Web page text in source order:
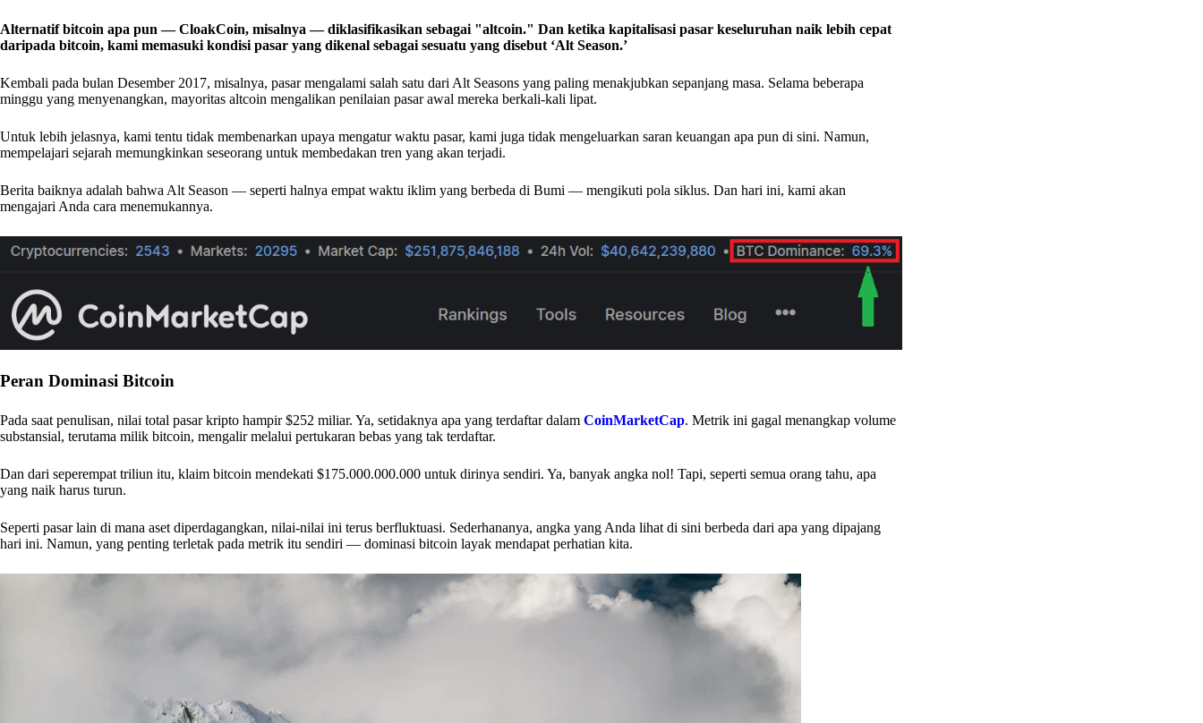
Alternatif bitcoin apa pun — CloakCoin, misalnya — diklasifikasikan sebagai "altcoin." Dan ketika kapitalisasi pasar keseluruhan naik lebih cepat
daripada bitcoin, kami memasuki kondisi pasar yang dikenal sebagai sesuatu yang disebut ‘Alt Season.’
Kembali pada bulan Desember 2017, misalnya, pasar mengalami salah satu dari Alt Seasons yang paling menakjubkan sepanjang masa. Selama beberapa
minggu yang menyenangkan, mayoritas altcoin mengalikan penilaian pasar awal mereka berkali-kali lipat.
Untuk lebih jelasnya, kami tentu tidak membenarkan upaya mengatur waktu pasar, kami juga tidak mengeluarkan saran keuangan apa pun di sini. Namun,
mempelajari sejarah memungkinkan seseorang untuk membedakan tren yang akan terjadi.
Berita baiknya adalah bahwa Alt Season — seperti halnya empat waktu iklim yang berbeda di Bumi — mengikuti pola siklus. Dan hari ini, kami akan
mengajari Anda cara menemukannya.
Peran Dominasi Bitcoin
Pada saat penulisan, nilai total pasar kripto hampir $252 miliar. Ya, setidaknya apa yang terdaftar dalam CoinMarketCap. Metrik ini gagal menangkap volume
substansial, terutama milik bitcoin, mengalir melalui pertukaran bebas yang tak terdaftar.
Dan dari seperempat triliun itu, klaim bitcoin mendekati $175.000.000.000 untuk dirinya sendiri. Ya, banyak angka nol! Tapi, seperti semua orang tahu, apa
yang naik harus turun.
Seperti pasar lain di mana aset diperdagangkan, nilai-nilai ini terus berfluktuasi. Sederhananya, angka yang Anda lihat di sini berbeda dari apa yang dipajang
hari ini. Namun, yang penting terletak pada metrik itu sendiri — dominasi bitcoin layak mendapat perhatian kita.